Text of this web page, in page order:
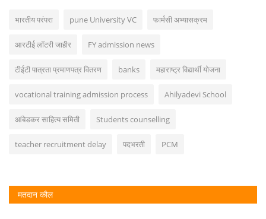
भारतीय परंपरा pune University VC फार्मसी अभ्यासक्रम
आरटीई लॉटरी जाहीर FY admission news
टीईटी पात्रता प्रमाणपत्र वितरण banks महाराष्ट्र विद्यार्थी योजना
vocational training admission process Ahilyadevi School
आंबेडकर साहित्य समिती Students counselling
teacher recruitment delay पदभरती PCM
मतदान कौल